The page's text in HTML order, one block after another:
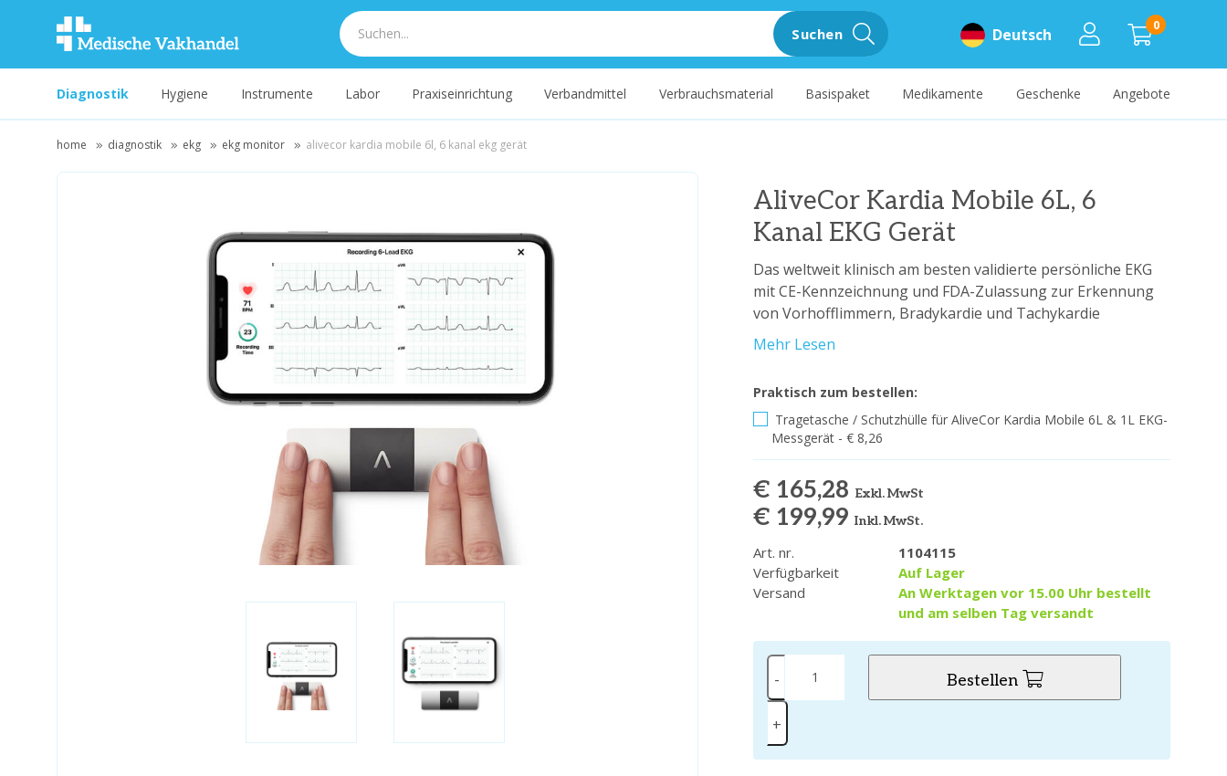
0
Deutsch
Suchen
Diagnostik Hygiene Instrumente Labor Praxiseinrichtung Verbandmittel Verbrauchsmaterial Basispaket Medikamente Geschenke Angebote
home diagnostik ekg ekg monitor alivecor kardia mobile 6l, 6 kanal ekg gerät
AliveCor Kardia Mobile 6L, 6
Kanal EKG Gerät
Das weltweit klinisch am besten validierte persönliche EKG
mit CE-Kennzeichnung und FDA-Zulassung zur Erkennung
von Vorhofflimmern, Bradykardie und Tachykardie
Mehr Lesen
Praktisch zum bestellen:
Tragetasche / Schutzhülle für AliveCor Kardia Mobile 6L & 1L EKG-
Messgerät - € 8,26
€ 165,28 Exkl. MwSt
€ 199,99Inkl. MwSt.
Art. nr.
1104115
Verfügbarkeit
Auf Lager
Versand
An Werktagen vor 15.00 Uhr bestellt
und am selben Tag versandt
-
+
Bestellen